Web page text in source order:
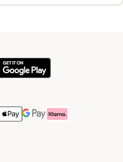
Method Method
Pay Payment Method
Google Pay Payment Method
Klarna Payment Method